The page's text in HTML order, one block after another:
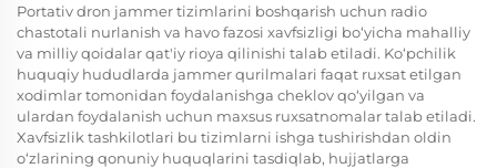
Portativ dron jammer tizimlarini boshqarish uchun radio
chastotali nurlanish va havo fazosi xavfsizligi bo‘yicha mahalliy
va milliy qoidalar qat'iy rioya qilinishi talab etiladi. Ko‘pchilik
huquqiy hududlarda jammer qurilmalari faqat ruxsat etilgan
xodimlar tomonidan foydalanishga cheklov qo‘yilgan va
ulardan foydalanish uchun maxsus ruxsatnomalar talab etiladi.
Xavfsizlik tashkilotlari bu tizimlarni ishga tushirishdan oldin
o‘zlarining qonuniy huquqlarini tasdiqlab, hujjatlarga